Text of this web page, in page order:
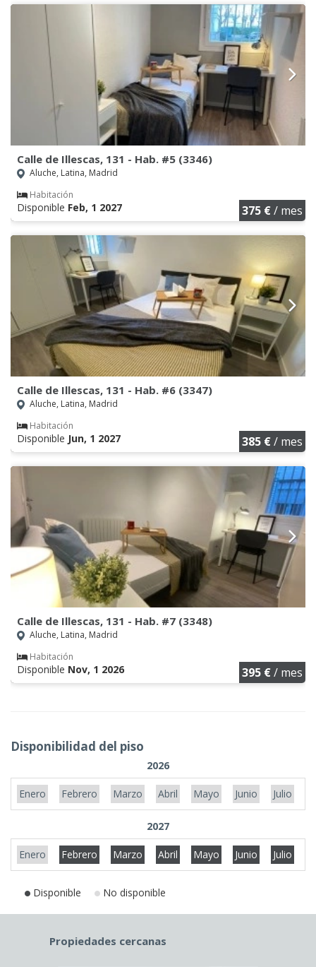
Calle de Illescas, 131 - Hab. #5 (3346)
Aluche, Latina, Madrid
Habitación
Disponible Feb, 1 2027 375 €/ mes
Calle de Illescas, 131 - Hab. #6 (3347)
Aluche, Latina, Madrid
Habitación
Disponible Jun, 1 2027 385 €/ mes
Calle de Illescas, 131 - Hab. #7 (3348)
Aluche, Latina, Madrid
Habitación
Disponible Nov, 1 2026 395 €/ mes
Disponibilidad del piso
2026
Enero Febrero Marzo Abril Mayo Junio Julio
2027
Enero Febrero Marzo Abril Mayo Junio Julio
Disponible No disponible
Propiedades cercanas